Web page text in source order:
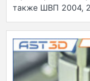
также ШВП 2004,